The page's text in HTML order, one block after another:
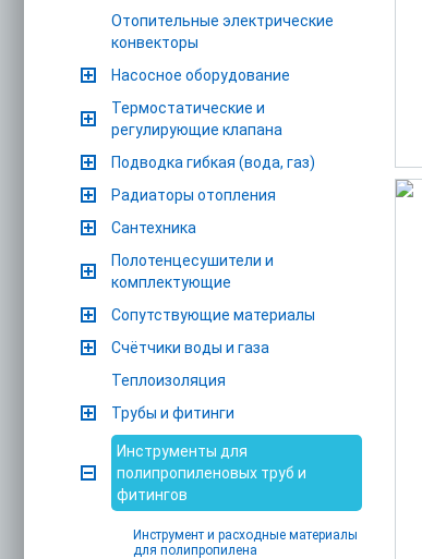
Отопительные электрические
конвекторы
Насосное оборудование
Термостатические и
регулирующие клапана
Подводка гибкая (вода, газ)
Радиаторы отопления
Сантехника
Полотенцесушители и
комплектующие
Сопутствующие материалы
Счётчики воды и газа
Теплоизоляция
Трубы и фитинги
Инструменты для
полипропиленовых труб и
фитингов
Инструмент и расходные материалы
для полипропилена